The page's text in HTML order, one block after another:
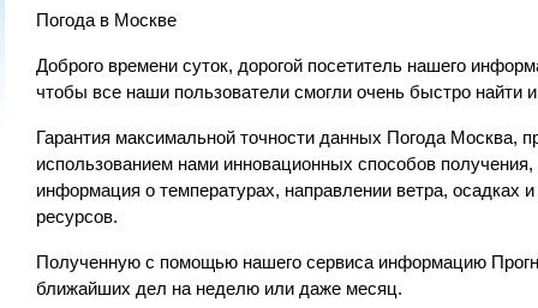
Погода в Москве
Доброго времени суток, дорогой посетитель нашего
чтобы все наши пользователи смогли очень быстро
Гарантия максимальной точности данных Погода Москва,
использованием нами инновационных способов
информация о температурах, направлении ветра, осадках
ресурсов.
Полученную с помощью нашего сервиса информацию
ближайших дел на неделю или даже месяц.